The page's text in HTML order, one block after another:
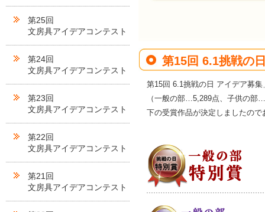
第25回
文房具アイデアコンテスト
第24回
文房具アイデアコンテスト
第23回
文房具アイデアコンテスト
第22回
文房具アイデアコンテスト
第21回
文房具アイデアコンテスト
第15回 6.1挑戦の
第15回 6.1挑戦の日 アイデア募
（一般の部…5,289点、子供の部
下の受賞作品が決定しましたの